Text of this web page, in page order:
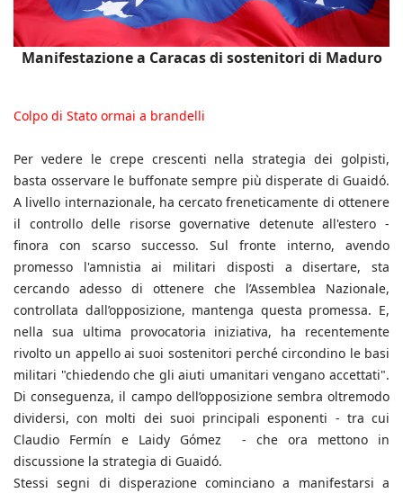
Manifestazione a Caracas di sostenitori di Maduro
Colpo di Stato ormai a brandelli
Per vedere le crepe crescenti nella strategia dei golpisti,
basta osservare le buffonate sempre più disperate di Guaidó.
A livello internazionale, ha cercato freneticamente di ottenere
il controllo delle risorse governative detenute all'estero -
finora con scarso successo. Sul fronte interno, avendo
promesso l'amnistia ai militari disposti a disertare, sta
cercando adesso di ottenere che l’Assemblea Nazionale,
controllata dall’opposizione, mantenga questa promessa. E,
nella sua ultima provocatoria iniziativa, ha recentemente
rivolto un appello ai suoi sostenitori perché circondino le basi
militari "chiedendo che gli aiuti umanitari vengano accettati".
Di conseguenza, il campo dell’opposizione sembra oltremodo
dividersi, con molti dei suoi principali esponenti - tra cui
Claudio Fermín e Laidy Gómez - che ora mettono in
discussione la strategia di Guaidó.
Stessi segni di disperazione cominciano a manifestarsi a